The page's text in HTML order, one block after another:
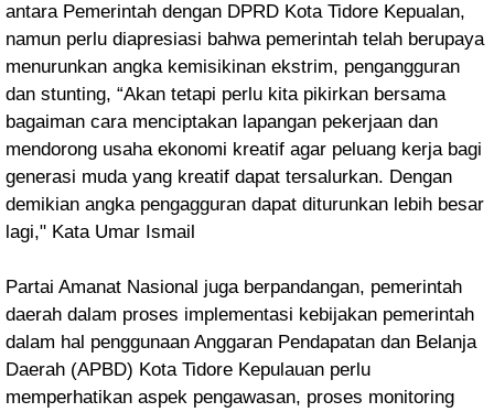
antara Pemerintah dengan DPRD Kota Tidore Kepualan,
namun perlu diapresiasi bahwa pemerintah telah berupaya
menurunkan angka kemisikinan ekstrim, pengangguran
dan stunting, “Akan tetapi perlu kita pikirkan bersama
bagaiman cara menciptakan lapangan pekerjaan dan
mendorong usaha ekonomi kreatif agar peluang kerja bagi
generasi muda yang kreatif dapat tersalurkan. Dengan
demikian angka pengagguran dapat diturunkan lebih besar
lagi," Kata Umar Ismail
Partai Amanat Nasional juga berpandangan, pemerintah
daerah dalam proses implementasi kebijakan pemerintah
dalam hal penggunaan Anggaran Pendapatan dan Belanja
Daerah (APBD) Kota Tidore Kepulauan perlu
memperhatikan aspek pengawasan, proses monitoring